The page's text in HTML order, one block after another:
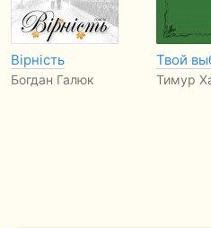
Вірність
Богдан Галюк
Твой
Тимур